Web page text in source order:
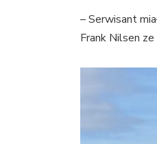
– Serwisant
Frank Nilsen